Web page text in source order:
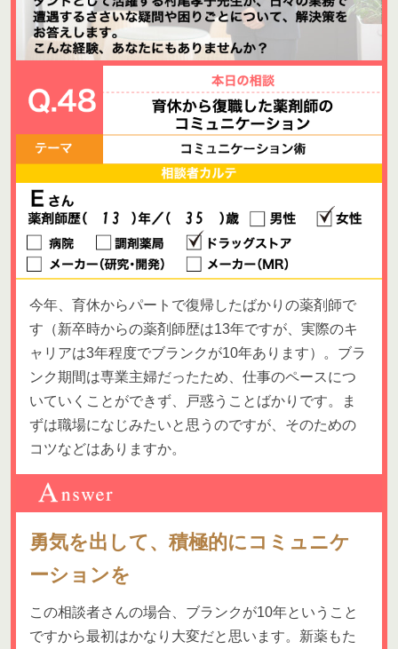
今年、育休からパートで復帰したばかりの薬剤師で
す（新卒時からの薬剤師歴は13年ですが、実際のキ
ャリアは3年程度でブランクが10年あります）。ブラ
ンク期間は専業主婦だったため、仕事のペースにつ
いていくことができず、戸惑うことばかりです。ま
ずは職場になじみたいと思うのですが、そのための
コツなどはありますか。
勇気を出して、積極的にコミュニケ
ーションを
この相談者さんの場合、ブランクが10年ということ
ですから最初はかなり大変だと思います。新薬もた